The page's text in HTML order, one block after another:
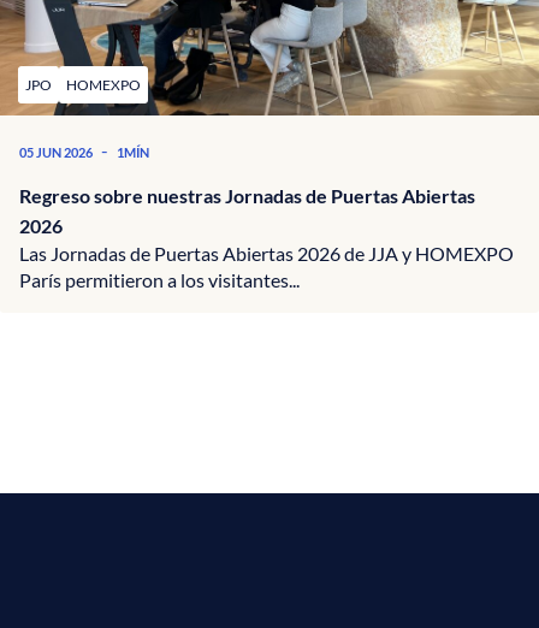
JPO HOMEXPO
05 JUN 2026 - 1MÍN
Regreso sobre nuestras Jornadas de Puertas Abiertas
2026
Las Jornadas de Puertas Abiertas 2026 de JJA y HOMEXPO
París permitieron a los visitantes...